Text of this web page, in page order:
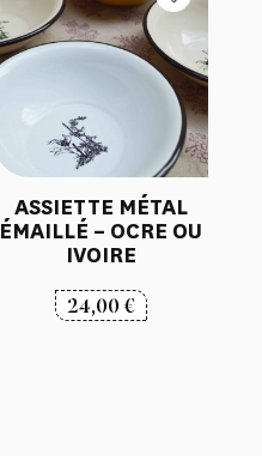
65,00 €
ASSIETTE MÉTAL
ÉMAILLÉ – OCRE OU
IVOIRE
24,00€